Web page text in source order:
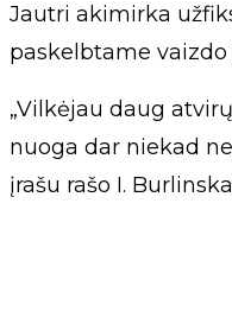
Jautri akimirka
paskelbtame vaizdo
„Vilkėjau daug
nuoga dar niekad
įrašu rašo I.